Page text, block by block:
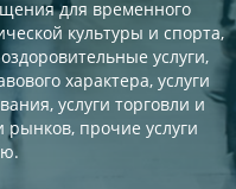
для временного
культуры и спорта,
услуги,
характера, услуги
услуги торговли и
рынков, прочие услуги